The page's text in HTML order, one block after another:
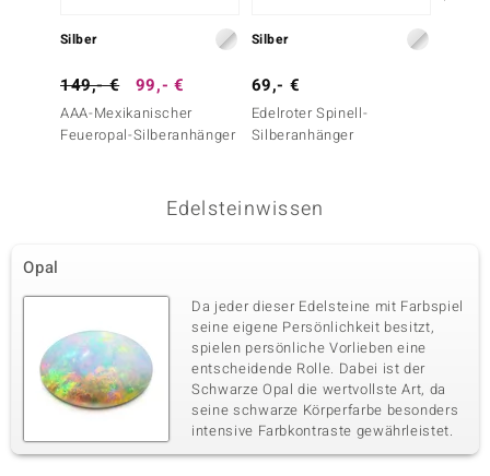
Silber
149,- € 99,- €
AAA-Mexikanischer
Feueropal-Silberanhänger
Silber
69,- €
Edelroter Spinell-
Silberanhänger
Edelsteinwissen
Opal
Da jeder dieser Edelsteine mit Farbspiel
seine eigene Persönlichkeit besitzt,
spielen persönliche Vorlieben eine
entscheidende Rolle. Dabei ist der
Schwarze Opal die wertvollste Art, da
seine schwarze Körperfarbe besonders
intensive Farbkontraste gewährleistet.